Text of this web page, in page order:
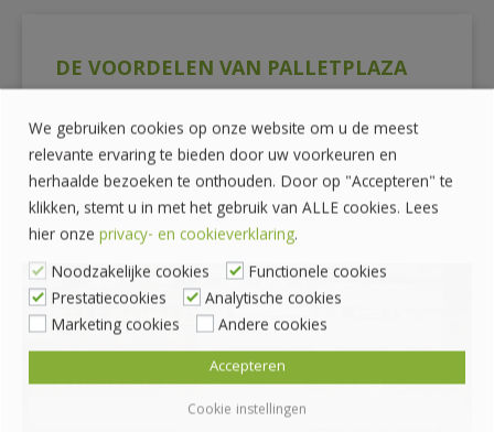
DE VOORDELEN VAN PALLETPLAZA
Prijzen zijn exclusief BTW
Veilig betalen met iDeal
Ophalen of laten bezorgen
ZELF OPHALEN?
UW KUNT OOK ZELF OPHALEN BIJ
PALLET PLAZA
We gebruiken cookies op onze website om u de meest
relevante ervaring te bieden door uw voorkeuren en
herhaalde bezoeken te onthouden. Door op "Accepteren" te
klikken, stemt u in met het gebruik van ALLE cookies. Lees
hier onze privacy- en cookieverklaring.
Noodzakelijke cookies
Functionele cookies
Prestatiecookies
Analytische cookies
Marketing cookies
Andere cookies
Cookie instellingen
Accepteren